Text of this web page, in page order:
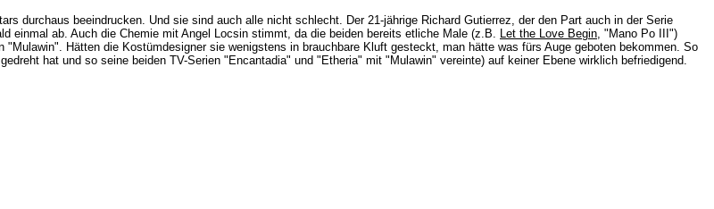
durchaus beeindrucken. Und sie sind auch alle nicht schlecht. Der 21-jährige Richard Gutierrez, der den Part auch in der Serie
einmal ab. Auch die Chemie mit Angel Locsin stimmt, da die beiden bereits etliche Male (z.B. Let the Love Begin, "Mano Po III")
Hätten die Kostümdesigner sie wenigstens in brauchbare Kluft gesteckt, man hätte was fürs Auge geboten bekommen. So
hat und so seine beiden TV-Serien "Encantadia" und "Etheria" mit "Mulawin" vereinte) auf keiner Ebene wirklich befriedigend.